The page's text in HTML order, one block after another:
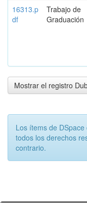
16313.p
df
Trabajo de
Graduación
Mostrar el registro
Los ítems de
todos los derechos
contrario.